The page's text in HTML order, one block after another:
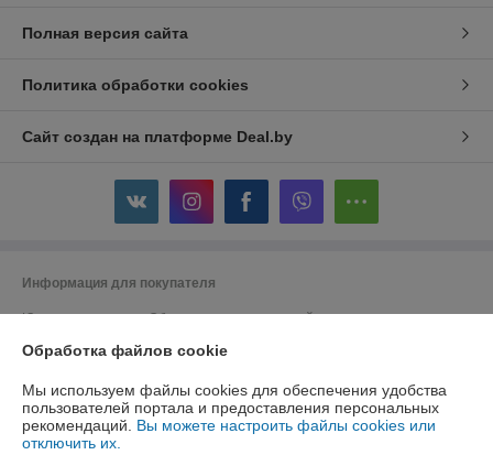
Полная версия сайта
Политика обработки cookies
Сайт создан на платформе Deal.by
Информация для покупателя
Юридическое лицо:Общество с ограниченной ответственностью
2200015, Республика Беларусь, ул. Гурского 16/14 пом 3
Регистрационный номер ЕГР: 193042313
УНП: 193042313
Обработка файлов cookie
Мы используем файлы cookies для обеспечения удобства
пользователей портала и предоставления персональных
рекомендаций. Вы можете настроить файлы cookies или
отключить их.